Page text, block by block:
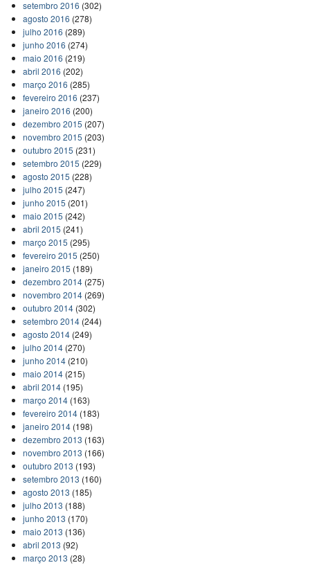
setembro 2016 (302)
agosto 2016 (278)
julho 2016 (289)
junho 2016 (274)
maio 2016 (219)
abril 2016 (202)
março 2016 (285)
fevereiro 2016 (237)
janeiro 2016 (200)
dezembro 2015 (207)
novembro 2015 (203)
outubro 2015 (231)
setembro 2015 (229)
agosto 2015 (228)
julho 2015 (247)
junho 2015 (201)
maio 2015 (242)
abril 2015 (241)
março 2015 (295)
fevereiro 2015 (250)
janeiro 2015 (189)
dezembro 2014(275)
novembro 2014(269)
outubro 2014(302)
setembro 2014(244)
agosto 2014(249)
julho 2014(270)
junho 2014(210)
maio 2014(215)
abril 2014(195)
março 2014(163)
fevereiro 2014(183)
janeiro 2014(198)
dezembro 2013 (163)
novembro 2013 (166)
outubro 2013 (193)
setembro 2013 (160)
agosto 2013 (185)
julho 2013 (188)
junho 2013 (170)
maio 2013 (136)
abril 2013 (92)
março 2013 (28)